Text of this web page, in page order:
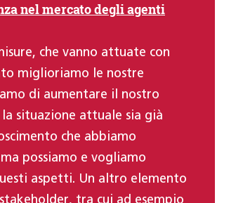
nel mercato degli agenti
che vanno attuate con
miglioriamo le nostre
di aumentare il nostro
situazione attuale sia già
che abbiamo
possiamo e vogliamo
aspetti. Un altro elemento
tra cui ad esempio